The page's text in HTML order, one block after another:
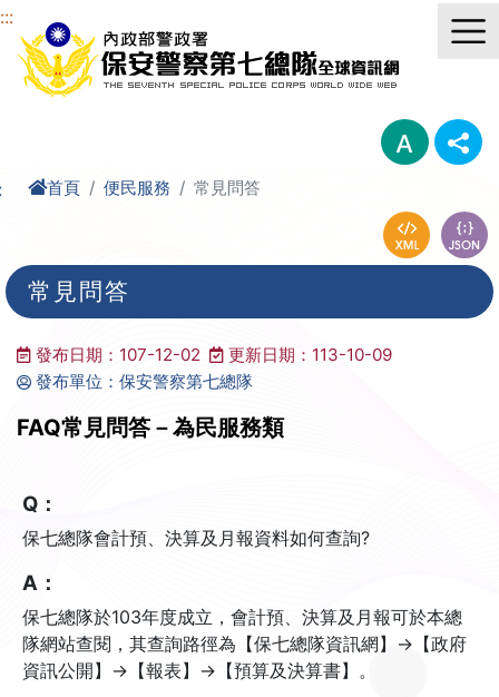
進入內容區塊
:::
首頁 便民服務 常見問答
常見問答
發布日期：107-12-02
更新日期：113-10-09
發布單位：保安警察第七總隊
FAQ常見問答－為民服務類
Q：
保七總隊會計預、決算及月報資料如何查詢?
A：
保七總隊於103年度成立，會計預、決算及月報可於本總
隊網站查閱，其查詢路徑為【保七總隊資訊網】→【政府
資訊公開】→【報表】→【預算及決算書】。